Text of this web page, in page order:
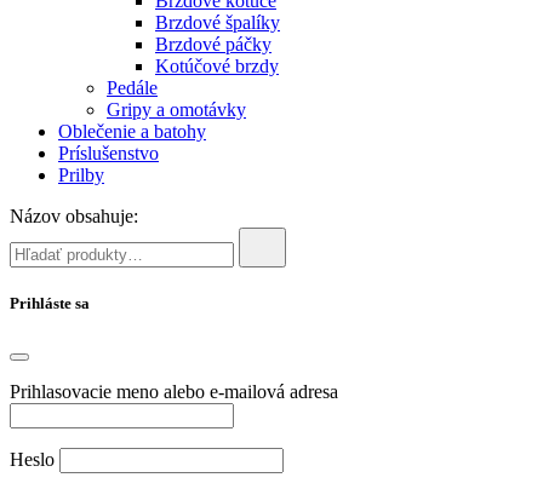
Brzdové špalíky
Brzdové páčky
Kotúčové brzdy
Pedále
Gripy a omotávky
Oblečenie a batohy
Príslušenstvo
Prilby
Názov obsahuje:
Prihláste sa
Prihlasovacie meno alebo e-mailová adresa
Heslo